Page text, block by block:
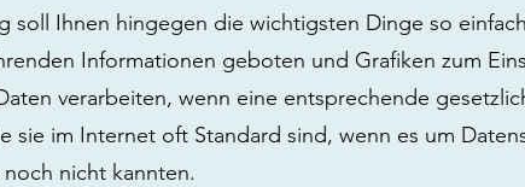
soll Ihnen hingegen die wichtigsten Dinge so
Informationen geboten und Grafiken zum
verarbeiten, wenn eine entsprechende
im Internet oft Standard sind, wenn es um
nicht kannten.